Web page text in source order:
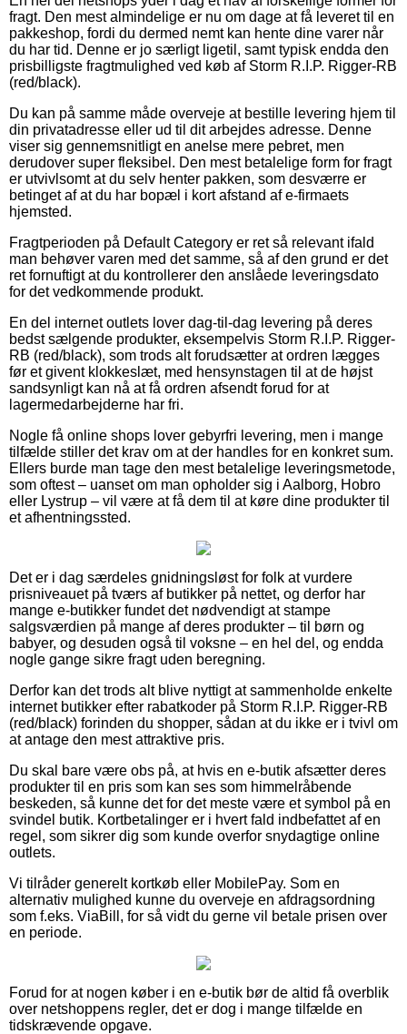
fragt. Den mest almindelige er nu om dage at få leveret til en
pakkeshop, fordi du dermed nemt kan hente dine varer når
du har tid. Denne er jo særligt ligetil, samt typisk endda den
prisbilligste fragtmulighed ved køb af Storm R.I.P. Rigger-RB
(red/black).
Du kan på samme måde overveje at bestille levering hjem til
din privatadresse eller ud til dit arbejdes adresse. Denne
viser sig gennemsnitligt en anelse mere pebret, men
derudover super fleksibel. Den mest betalelige form for fragt
er utvivlsomt at du selv henter pakken, som desværre er
betinget af at du har bopæl i kort afstand af e-firmaets
hjemsted.
Fragtperioden på Default Category er ret så relevant ifald
man behøver varen med det samme, så af den grund er det
ret fornuftigt at du kontrollerer den anslåede leveringsdato
for det vedkommende produkt.
En del internet outlets lover dag-til-dag levering på deres
bedst sælgende produkter, eksempelvis Storm R.I.P. Rigger-
RB (red/black), som trods alt forudsætter at ordren lægges
før et givent klokkeslæt, med hensynstagen til at de højst
sandsynligt kan nå at få ordren afsendt forud for at
lagermedarbejderne har fri.
Nogle få online shops lover gebyrfri levering, men i mange
tilfælde stiller det krav om at der handles for en konkret sum.
Ellers burde man tage den mest betalelige leveringsmetode,
som oftest – uanset om man opholder sig i Aalborg, Hobro
eller Lystrup – vil være at få dem til at køre dine produkter til
et afhentningssted.
Det er i dag særdeles gnidningsløst for folk at vurdere
prisniveauet på tværs af butikker på nettet, og derfor har
mange e-butikker fundet det nødvendigt at stampe
salgsværdien på mange af deres produkter – til børn og
babyer, og desuden også til voksne – en hel del, og endda
nogle gange sikre fragt uden beregning.
Derfor kan det trods alt blive nyttigt at sammenholde enkelte
internet butikker efter rabatkoder på Storm R.I.P. Rigger-RB
(red/black) forinden du shopper, sådan at du ikke er i tvivl om
at antage den mest attraktive pris.
Du skal bare være obs på, at hvis en e-butik afsætter deres
produkter til en pris som kan ses som himmelråbende
beskeden, så kunne det for det meste være et symbol på en
svindel butik. Kortbetalinger er i hvert fald indbefattet af en
regel, som sikrer dig som kunde overfor snydagtige online
outlets.
Vi tilråder generelt kortkøb eller MobilePay. Som en
alternativ mulighed kunne du overveje en afdragsordning
som f.eks. ViaBill, for så vidt du gerne vil betale prisen over
en periode.
Forud for at nogen køber i en e-butik bør de altid få overblik
over netshoppens regler, det er dog i mange tilfælde en
tidskrævende opgave.